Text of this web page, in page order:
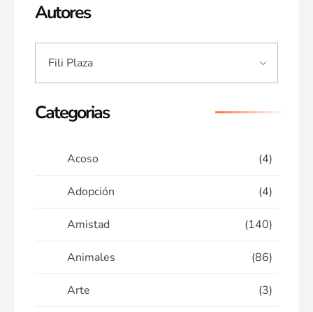
Autores
Categorias
Acoso (4)
Adopción (4)
Amistad (140)
Animales (86)
Arte (3)